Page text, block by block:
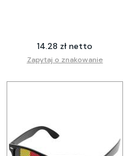
14.28 zł netto
Zapytaj o znakowanie